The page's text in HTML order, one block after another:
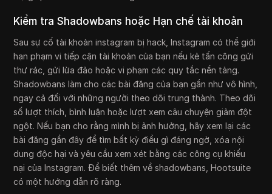
Kiểm tra Shadowbans hoặc Hạn chế tài khoản
Sau sự cố tài khoản instagram bị hack, Instagram có thể giới
hạn phạm vi tiếp cận tài khoản của bạn nếu kẻ tấn công gửi
thư rác, gửi lừa đảo hoặc vi phạm các quy tắc nền tảng.
Shadowbans làm cho các bài đăng của bạn gần như vô hình,
ngay cả đối với những người theo dõi trung thành. Theo dõi
số lượt thích, bình luận hoặc lượt xem câu chuyện giảm đột
ngột. Nếu bạn cho rằng mình bị ảnh hưởng, hãy xem lại các
bài đăng gần đây để tìm bất kỳ điều gì đáng ngờ, xóa nội
dung độc hại và yêu cầu xem xét bằng các công cụ khiếu
nại của Instagram. Để biết thêm về shadowbans, Hootsuite
có một hướng dẫn rõ ràng.